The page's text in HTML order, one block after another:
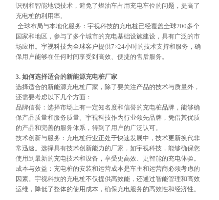
识别和智能地锁技术，避免了燃油车占用充电车位的问题，提高了
充电桩的利用率。
·全球布局与本地化服务：宇视科技的充电桩已经覆盖全球200多个
国家和地区，参与了多个城市的充电基础设施建设，具有广泛的市
场应用。宇视科技为全球客户提供7×24小时的技术支持和服务，确
保用户能够在任何时间享受到高效、便捷的售后服务。
3. 如何选择适合的新能源充电桩厂家
选择适合的新能源充电桩厂家，除了要关注产品的技术与质量外，
还需要考虑以下几个方面：
品牌信誉：选择市场上有一定知名度和信誉的充电桩品牌，能够确
保产品质量和服务质量。宇视科技作为行业领先品牌，凭借其优质
的产品和完善的服务体系，得到了用户的广泛认可。
技术创新与服务：充电桩行业正处于快速发展中，技术更新换代非
常迅速。选择具有技术创新能力的厂家，如宇视科技，能够确保您
使用到最新的充电技术和设备，享受更高效、更智能的充电体验。
成本与效益：充电桩的安装和运营成本是车主和运营商必须考虑的
因素。宇视科技的充电桩不仅提供高效能，还通过智能管理和高效
运维，降低了整体的使用成本，确保充电服务的高效性和经济性。